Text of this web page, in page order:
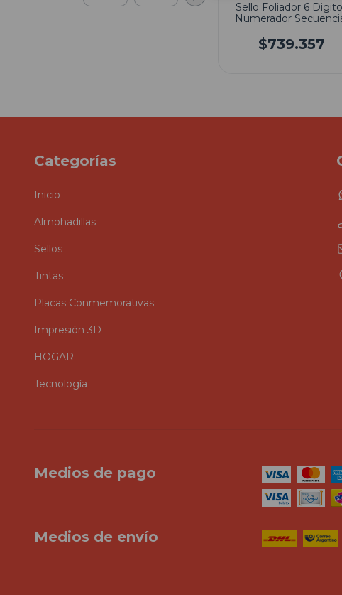
Sello Foliador 6
Numerador
$739.357
Categorías
Inicio
Almohadillas
Sellos
Tintas
Placas Conmemorativas
Impresión 3D
HOGAR
Tecnología
Medios de pago
Medios de envío